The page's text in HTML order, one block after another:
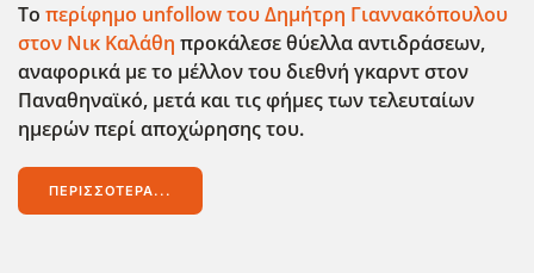
Το περίφημο unfollowτου Δημήτρη Γιαννακόπουλου
στον Νικ Καλάθη προκάλεσε θύελλα αντιδράσεων,
αναφορικά με το μέλλον του διεθνή γκαρντ στον
Παναθηναϊκό, μετά και τις φήμες των τελευταίων
ημερών περί αποχώρησης του.
ΠΕΡΙΣΣΌΤΕΡΑ...